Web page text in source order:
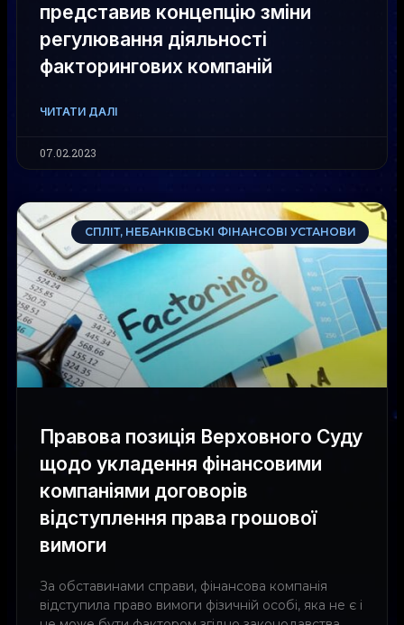
представив концепцію зміни
регулювання діяльності
факторингових компаній
ЧИТАТИ ДАЛІ
07.02.2023
СПЛІТ, НЕБАНКІВСЬКІ ФІНАНСОВІ УСТАНОВИ
Правова позиція Верховного Суду
щодо укладення фінансовими
компаніями договорів
відступлення права грошової
вимоги
За обставинами справи, фінансова компанія
відступила право вимоги фізичній особі, яка не є і